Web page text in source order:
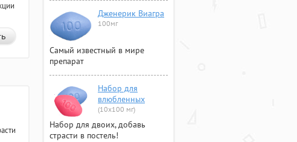
Дженерик Виагра
100мг
Самый известный в мире
препарат
Набор для
влюбленных
(10х100 мг)
Набор для двоих, добавь
страсти в постель!